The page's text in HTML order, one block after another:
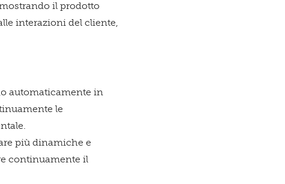
il prodotto
interazioni del cliente,
automaticamente in
le
più dinamiche e
continuamente il